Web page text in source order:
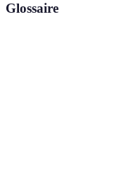
Glossaire